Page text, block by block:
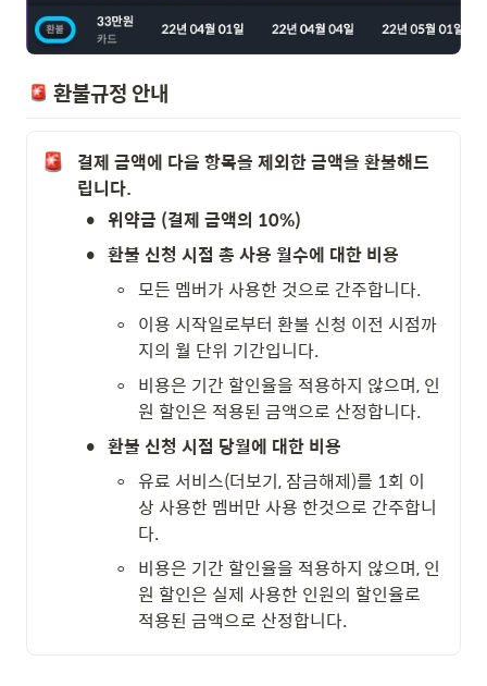
환불규정 안내
결제 금액에 다음 항목을 제외한 금액을 환불해드
립니다.
• 위약금 (결제 금액의 10%)
• 환불 신청 시점 총 사용 월수에 대한 비용
◦ 모든 멤버가 사용한 것으로 간주합니다.
◦ 이용 시작일로부터 환불 신청 이전 시점까
지의 월 단위 기간입니다.
◦ 비용은 기간 할인율을 적용하지 않으며, 인
원 할인은 적용된 금액으로 산정합니다.
• 환불 신청 시점 당월에 대한 비용
◦ 유료 서비스(더보기, 잠금해제)를 1회 이
상 사용한 멤버만 사용 한것으로 간주합니
다.
◦ 비용은 기간 할인율을 적용하지 않으며, 인
원 할인은 실제 사용한 인원의 할인율로
적용된 금액으로 산정합니다.